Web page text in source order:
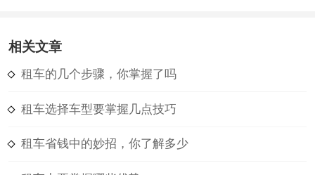
相关文章
租车的几个步骤，你掌握了吗
租车选择车型要掌握几点技巧
租车省钱中的妙招，你了解多少